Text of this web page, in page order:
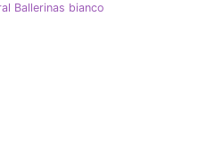
Ballerinas bianco